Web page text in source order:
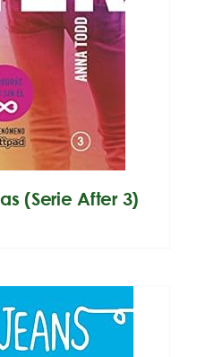
(Serie After 3)